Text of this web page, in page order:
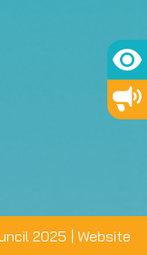
2025 | Website